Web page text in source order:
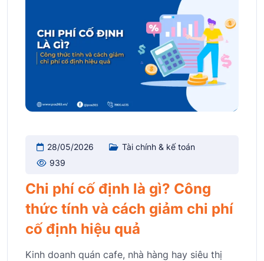
28/05/2026
Tài chính & kế toán
939
Chi phí cố định là gì? Công
thức tính và cách giảm chi phí
cố định hiệu quả
Kinh doanh quán cafe, nhà hàng hay siêu thị